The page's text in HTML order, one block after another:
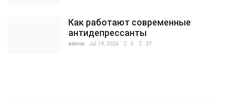
Как работают современные
антидепрессанты
admin Jul 19, 2026 0 37